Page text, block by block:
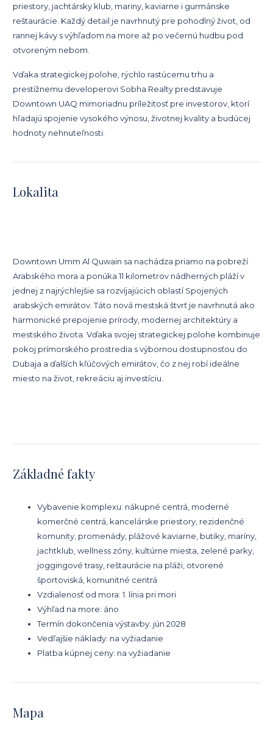
priestory, jachtársky klub, mariny, kaviarne i gurmánske
reštaurácie. Každý detail je navrhnutý pre pohodlný život, od
rannej kávy s výhľadom na more až po večernú hudbu pod
otvoreným nebom.
Vďaka strategickej polohe, rýchlo rastúcemu trhu a
prestížnemu developerovi Sobha Realty predstavuje
Downtown UAQ mimoriadnu príležitosť pre investorov, ktorí
hľadajú spojenie vysokého výnosu, životnej kvality a budúcej
hodnoty nehnuteľnosti.
Lokalita
Downtown Umm Al Quwain sa nachádza priamo na pobreží
Arabského mora a ponúka 11 kilometrov nádherných pláží v
jednej z najrýchlejšie sa rozvíjajúcich oblastí Spojených
arabských emirátov. Táto nová mestská štvrť je navrhnutá ako
harmonické prepojenie prírody, modernej architektúry a
mestského života. Vďaka svojej strategickej polohe kombinuje
pokoj prímorského prostredia s výbornou dostupnosťou do
Dubaja a ďalších kľúčových emirátov, čo z nej robí ideálne
miesto na život, rekreáciu aj investíciu.
Základné fakty
Vybavenie komplexu: nákupné centrá, moderné
komerčné centrá, kancelárske priestory, rezidenčné
komunity, promenády, plážové kaviarne, butiky, maríny,
jachtklub, wellness zóny, kultúrne miesta, zelené parky,
joggingové trasy, reštaurácie na pláži, otvorené
športoviská, komunitné centrá
Vzdialenosť od mora: 1. línia pri mori
Výhľad na more: áno
Termín dokončenia výstavby: jún 2028
Vedľajšie náklady: na vyžiadanie
Platba kúpnej ceny: na vyžiadanie
Mapa